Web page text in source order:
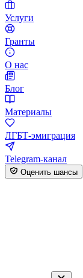
Услуги
Гранты
О нас
Блог
Материалы
ЛГБТ-эмиграция
Telegram-канал
Оценить шансы